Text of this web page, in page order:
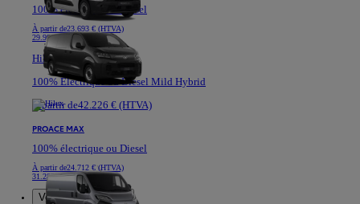
100% électrique ou Diesel
À partir de23.693 € (HTVA)
29.991 €
Hilux
100% Electrique ou Diesel Mild Hybrid
À partir de42.226 € (HTVA)
PROACE MAX
100% électrique ou Diesel
À partir de24.712 € (HTVA)
31.282 €
Voitures de société